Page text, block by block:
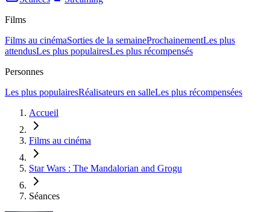
Films
Films au cinémaSorties de la semaineProchainementLes plus
attendusLes plus populairesLes plus récompensés
Personnes
Les plus populairesRéalisateurs en salleLes plus récompensées
Accueil
Films au cinéma
Star Wars : The Mandalorian and Grogu
Séances